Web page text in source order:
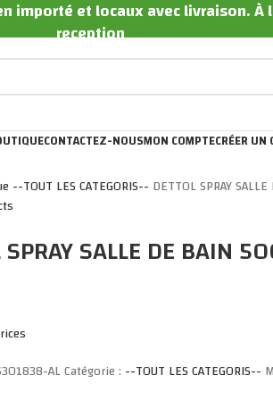
et locaux avec livraison.
reception
CONTACTEZ-NOUSMON COMPTECRÉER UN
--TOUT LES CATEGORIS-- DETTOL SPRAY
SPRAY SALLE DE BAIN
ALCatégorie : --TOUT LES CATEGORIS--